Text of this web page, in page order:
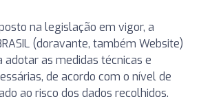
na legislação em vigor, a
(doravante, também Website)
as medidas técnicas e
de acordo com o nível de
ao risco dos dados recolhidos.